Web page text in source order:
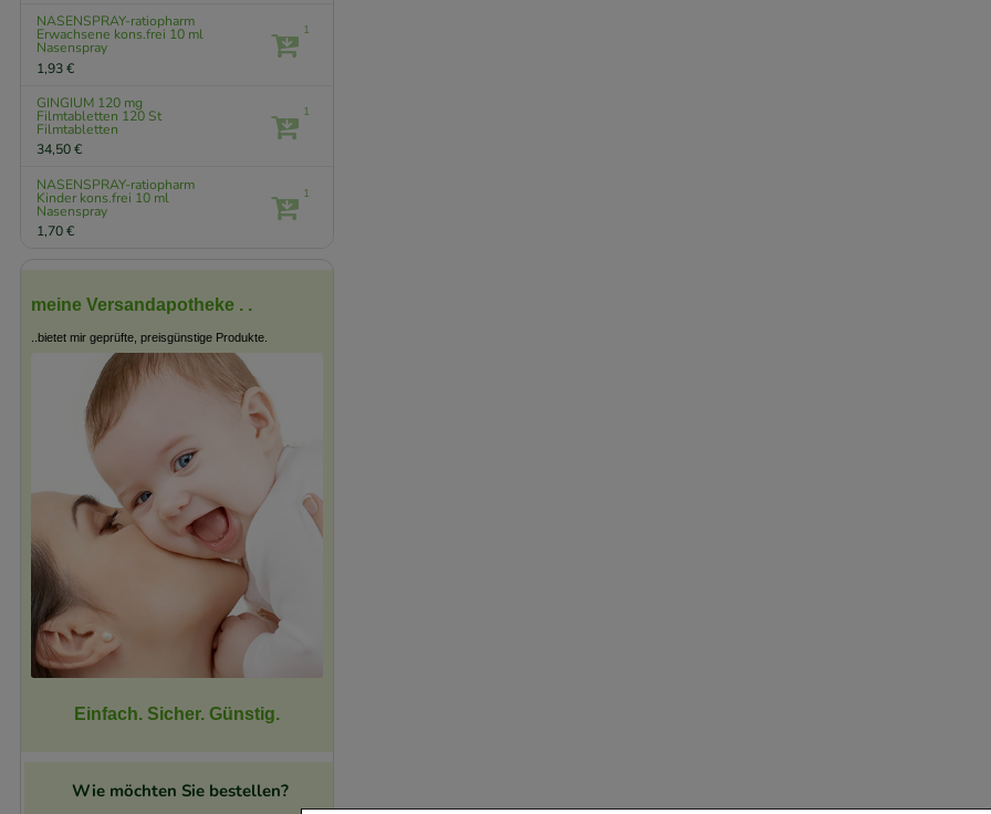
NASENSPRAY-ratiopharm
Erwachsene kons.frei 10 ml
Nasenspray
1,93 €
1
GINGIUM 120 mg
Filmtabletten 120 St
Filmtabletten
34,50 €
1
NASENSPRAY-ratiopharm
Kinder kons.frei 10 ml
Nasenspray
1,70 €
1
meine Versandapotheke . .
..bietet mir geprüfte, preisgünstige Produkte.
Einfach. Sicher. Günstig.
Wie möchten Sie bestellen?